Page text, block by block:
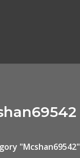
"Mcshan69542"